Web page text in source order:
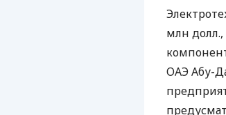
млн долл.,
ОАЭ Абу-